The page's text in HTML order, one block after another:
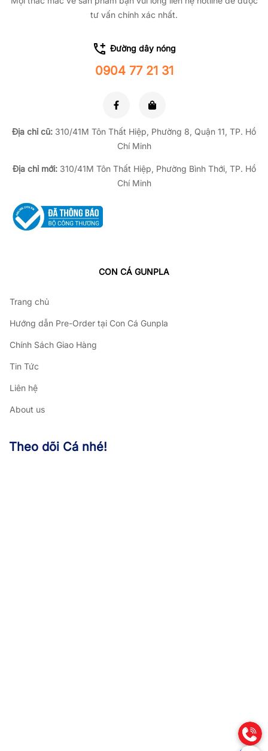
tư vấn chính xác nhất.
Đường dây nóng
0904 77 21 31
Địa chỉ cũ: 310/41M Tôn Thất Hiệp, Phường 8, Quận 11, TP. Hồ
Chí Minh
Địa chỉ mới:310/41M Tôn Thất Hiệp, Phường Bình Thới, TP. Hồ
Chí Minh
CON CÁ GUNPLA
Trang chủ
Hướng dẫn Pre-Order tại Con Cá Gunpla
Chính Sách Giao Hàng
Tin Tức
Liên hệ
About us
Theo dõi Cá nhé!